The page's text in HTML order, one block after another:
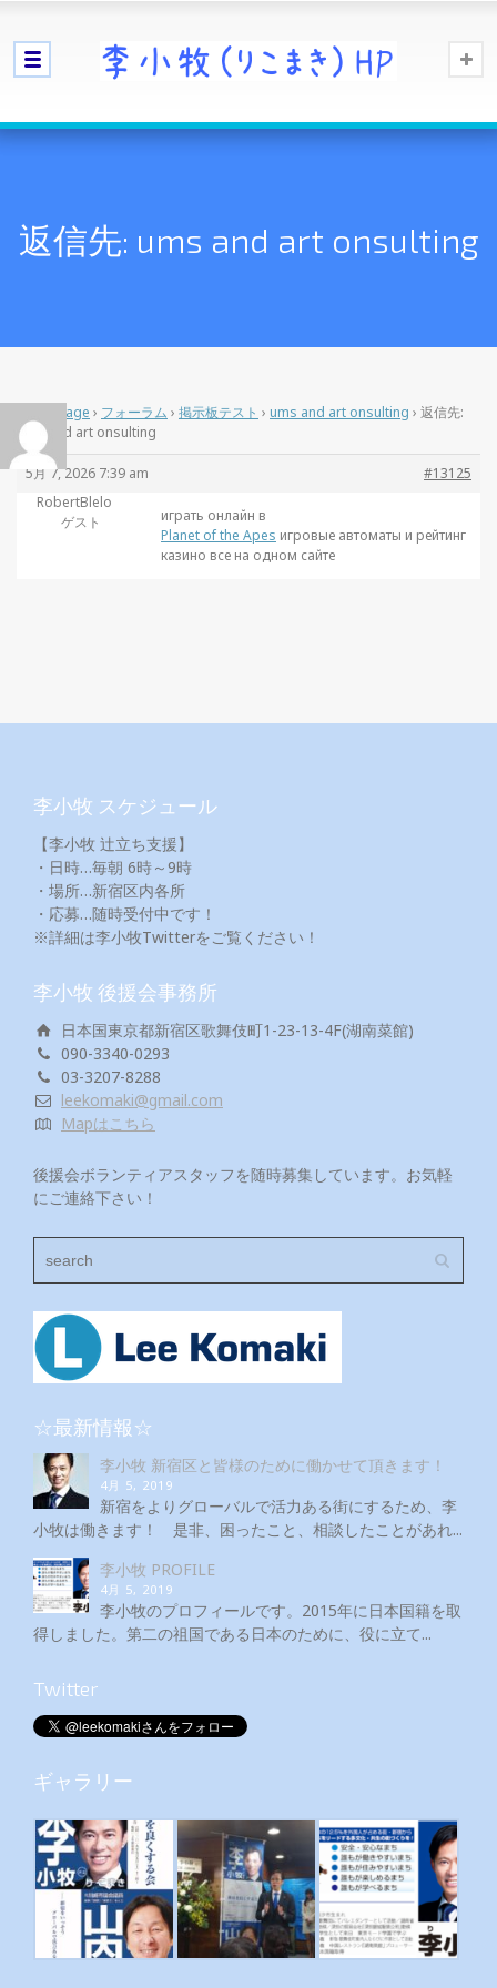
返信先: ums and art onsulting
Home Page › フォーラム › 掲示板テスト › ums and art onsulting › 返信先:
ums and art onsulting
5月 7, 2026 7:39 am
#13125
RobertBlelo
ゲスト
играть онлайн в
Planet of the Apes игровые автоматы и рейтинг
казино все на одном сайте
李小牧 スケジュール
【李小牧 辻立ち支援】
・日時…毎朝 6時～9時
・場所…新宿区内各所
・応募…随時受付中です！
※詳細は李小牧Twitterをご覧ください！
李小牧 後援会事務所
日本国東京都新宿区歌舞伎町1-23-13-4F(湖南菜館)
090-3340-0293
03-3207-8288
leekomaki@gmail.com
Mapはこちら
後援会ボランティアスタッフを随時募集しています。お気軽
にご連絡下さい！
☆最新情報☆
李小牧 新宿区と皆様のために働かせて頂きます！
4月 5, 2019
新宿をよりグローバルで活力ある街にするため、李
小牧は働きます！ 是非、困ったこと、相談したことがあれ...
李小牧 PROFILE
4月 5, 2019
李小牧のプロフィールです。2015年に日本国籍を取
得しました。第二の祖国である日本のために、役に立て...
Twitter
ギャラリー